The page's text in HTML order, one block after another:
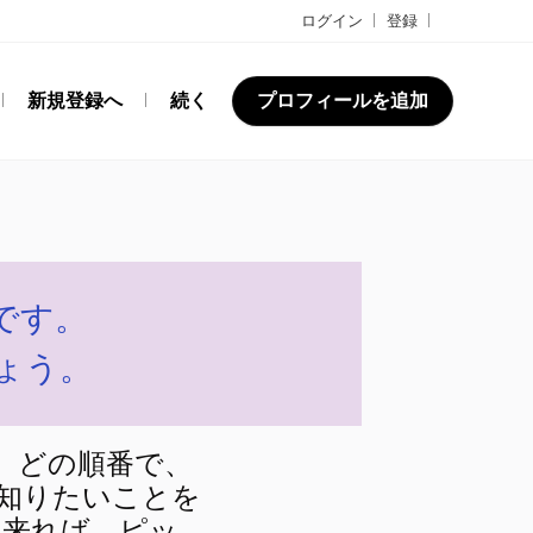
ログイン 登録
新規登録へ 続く プロフィールを追加
。
。
の順番で、
りたいことを